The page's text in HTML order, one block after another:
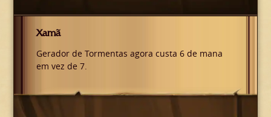
Xamã
Gerador de Tormentas agora custa 6 de mana
em vez de 7.